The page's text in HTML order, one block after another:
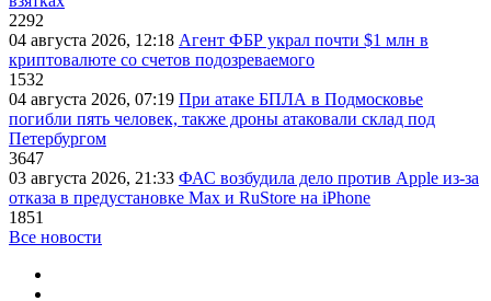
2292
04 августа 2026, 12:18 Агент ФБР украл почти $1 млн в
криптовалюте со счетов подозреваемого
1532
04 августа 2026, 07:19 При атаке БПЛА в Подмосковье
погибли пять человек, также дроны атаковали склад под
Петербургом
3647
03 августа 2026, 21:33 ФАС возбудила дело против Apple из-за
отказа в предустановке Max и RuStore на iPhone
1851
Все новости